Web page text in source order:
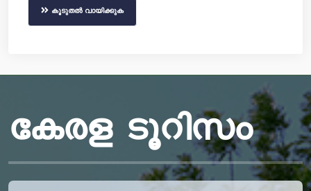
കൂടുതൽ വായിക്കുക
കേരള ടൂറിസം